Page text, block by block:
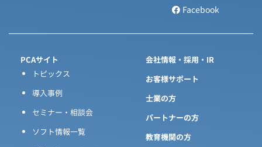
Facebook
PCAサイト
トピックス
導入事例
セミナー・相談会
ソフト情報一覧
会社情報・採用・IR
お客様サポート
士業の方
パートナーの方
教育機関の方